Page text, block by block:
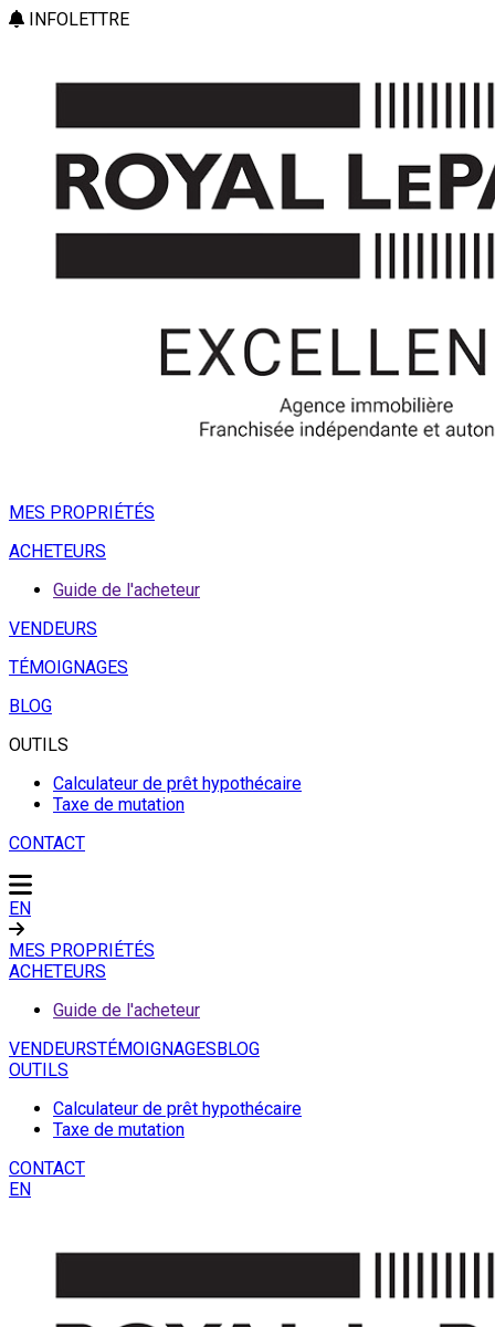
INFOLETTRE
MES PROPRIÉTÉS
ACHETEURS
Guide de l'acheteur
VENDEURS
TÉMOIGNAGES
BLOG
OUTILS
Calculateur de prêt hypothécaire
Taxe de mutation
CONTACT
EN
MES PROPRIÉTÉS
ACHETEURS
Guide de l'acheteur
VENDEURSTÉMOIGNAGESBLOG
OUTILS
Calculateur de prêt hypothécaire
Taxe de mutation
CONTACT
EN